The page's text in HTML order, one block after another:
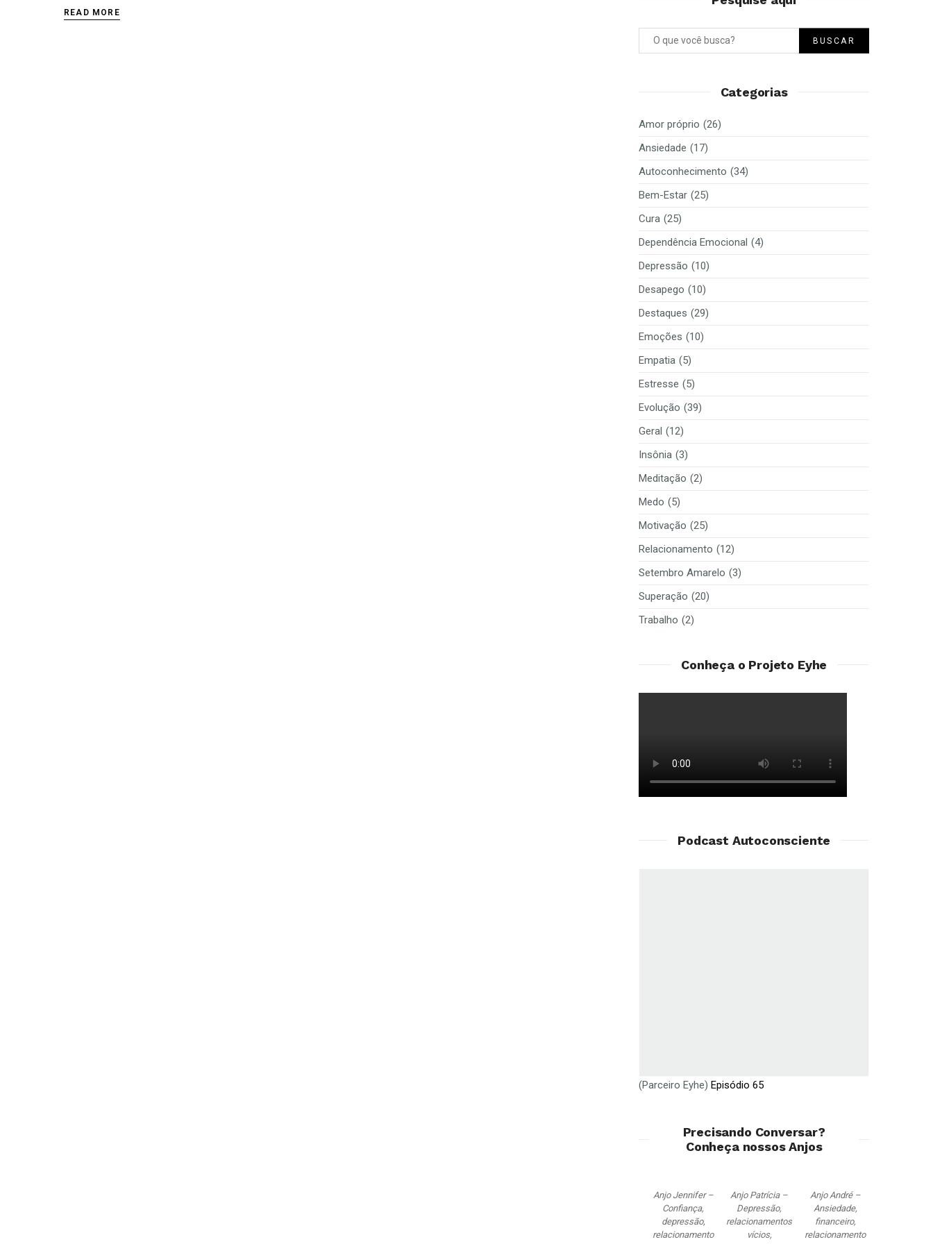
READ MORE
BUSCAR
Categorias
Amor próprio (26)
Ansiedade (17)
Autoconhecimento (34)
Bem-Estar (25)
Cura (25)
Dependência Emocional (4)
Depressão (10)
Desapego (10)
Destaques (29)
Emoções (10)
Empatia (5)
Estresse (5)
Evolução (39)
Geral (12)
Insônia (3)
Meditação (2)
Medo (5)
Motivação (25)
Relacionamento (12)
Setembro Amarelo (3)
Superação (20)
Trabalho (2)
Conheça o Projeto Eyhe
Podcast Autoconsciente
(Parceiro Eyhe)Episódio 65
Precisando Conversar?
Conheça nossos Anjos
Anjo Jennifer –
Confiança,
depressão,
relacionamento
Anjo Patrícia –
Depressão,
relacionamentos,
vícios,
Anjo André –
Ansiedade,
financeiro,
relacionamento